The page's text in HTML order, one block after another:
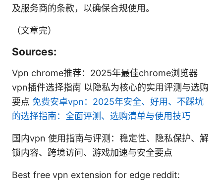
及服务商的条款，以确保合规使用。
（文章完）
Sources:
Vpn chrome推荐：2025年最佳chrome浏览器
vpn插件选择指南 以隐私为核心的实用评测与选购
要点 免费安卓vpn：2025年安全、好用、不踩坑
的选择指南：全面评测、选购清单与使用技巧
国内vpn 使用指南与评测：稳定性、隐私保护、解
锁内容、跨境访问、游戏加速与安全要点
Best free vpn extension for edge reddit: